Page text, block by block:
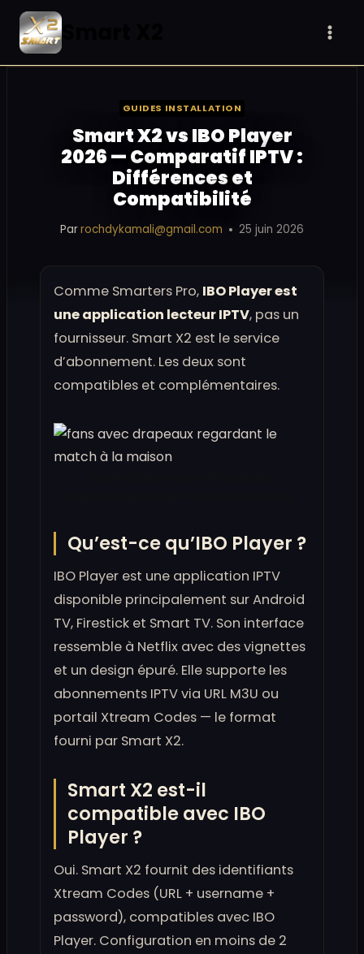
Aller
contenu
GUIDES INSTALLATION
Smart X2 vs IBO Player
2026 — Comparatif IPTV :
Différences et
Compatibilité
Parrochdykamali@gmail.com 25 juin 2026
Comme Smarters Pro, IBO Player est
une application lecteur IPTV, pas un
fournisseur. Smart X2 est le service
d’abonnement. Les deux sont
compatibles et complémentaires.
Qu’est-ce qu’IBO Player ?
IBO Player est une application IPTV
disponible principalement sur Android
TV, Firestick et Smart TV. Son interface
ressemble à Netflix avec des vignettes
et un design épuré. Elle supporte les
abonnements IPTV via URL M3U ou
portail Xtream Codes — le format
fourni par Smart X2.
Smart X2 est-il
compatible avec IBO
Player ?
Oui. Smart X2 fournit des identifiants
Xtream Codes (URL + username +
password), compatibles avec IBO
Player. Configuration en moins de 2